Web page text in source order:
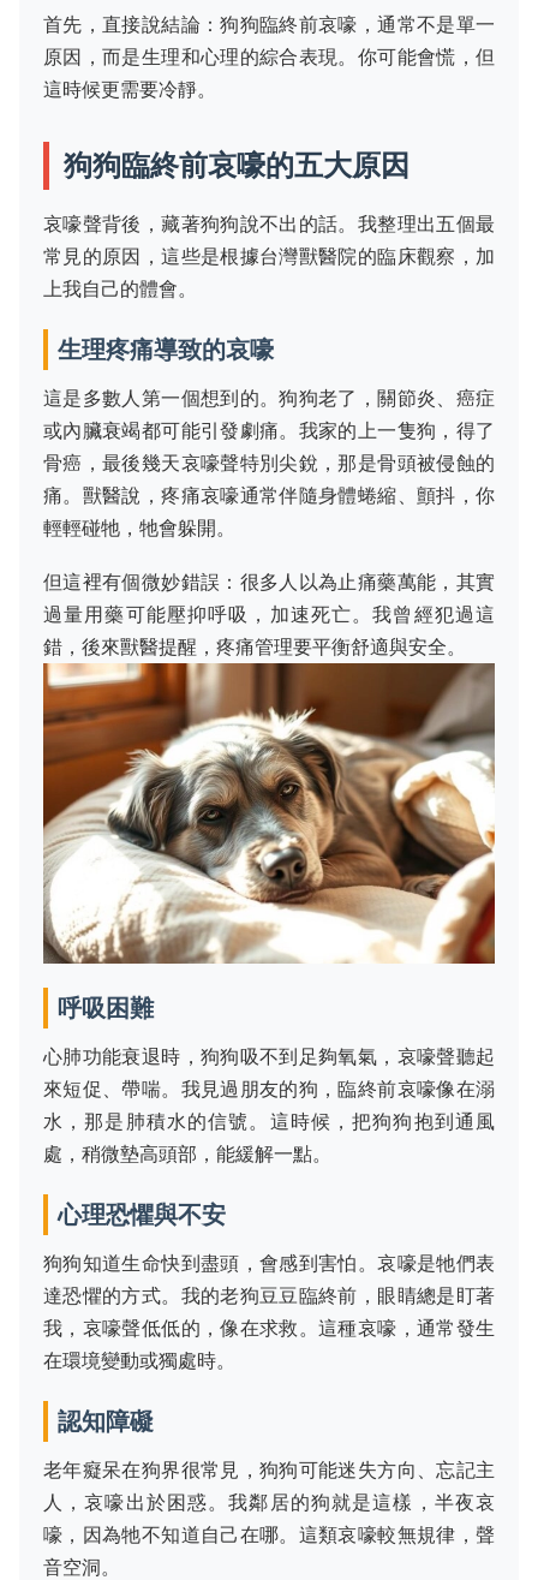
首先，直接說結論：狗狗臨終前哀嚎，通常不是單一
原因，而是生理和心理的綜合表現。你可能會慌，但
這時候更需要冷靜。
狗狗臨終前哀嚎的五大原因
哀嚎聲背後，藏著狗狗說不出的話。我整理出五個最
常見的原因，這些是根據台灣獸醫院的臨床觀察，加
上我自己的體會。
生理疼痛導致的哀嚎
這是多數人第一個想到的。狗狗老了，關節炎、癌症
或內臟衰竭都可能引發劇痛。我家的上一隻狗，得了
骨癌，最後幾天哀嚎聲特別尖銳，那是骨頭被侵蝕的
痛。獸醫說，疼痛哀嚎通常伴隨身體蜷縮、顫抖，你
輕輕碰牠，牠會躲開。
但這裡有個微妙錯誤：很多人以為止痛藥萬能，其實
過量用藥可能壓抑呼吸，加速死亡。我曾經犯過這
錯，後來獸醫提醒，疼痛管理要平衡舒適與安全。
呼吸困難
心肺功能衰退時，狗狗吸不到足夠氧氣，哀嚎聲聽起
來短促、帶喘。我見過朋友的狗，臨終前哀嚎像在溺
水，那是肺積水的信號。這時候，把狗狗抱到通風
處，稍微墊高頭部，能緩解一點。
心理恐懼與不安
狗狗知道生命快到盡頭，會感到害怕。哀嚎是牠們表
達恐懼的方式。我的老狗豆豆臨終前，眼睛總是盯著
我，哀嚎聲低低的，像在求救。這種哀嚎，通常發生
在環境變動或獨處時。
認知障礙
老年癡呆在狗界很常見，狗狗可能迷失方向、忘記主
人，哀嚎出於困惑。我鄰居的狗就是這樣，半夜哀
嚎，因為牠不知道自己在哪。這類哀嚎較無規律，聲
音空洞。